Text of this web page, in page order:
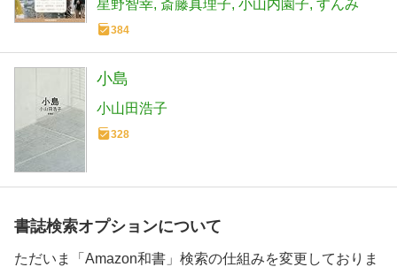
星野智幸 斎藤真理子 小山内園子 すんみ
384
小島
小山田浩子
328
書誌検索オプションについて
ただいま「Amazon和書」検索の仕組みを変更しておりま